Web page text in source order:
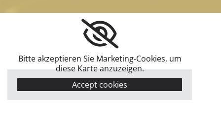
Bitte akzeptieren Sie Marketing-Cookies, um
diese Karte anzuzeigen.
Accept cookies